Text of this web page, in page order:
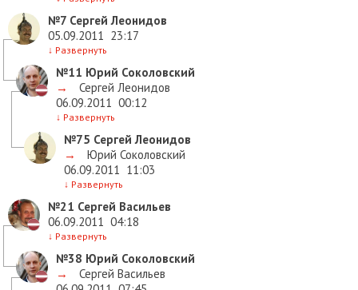
№7 Сергей Леонидов
05.09.2011 23:17
↓ Развернуть
№11 Юрий Соколовский
→
Сергей Леонидов
06.09.2011 00:12
↓ Развернуть
№75 Сергей Леонидов
→
Юрий Соколовский
06.09.2011 11:03
↓ Развернуть
№21 Сергей Васильев
06.09.2011 04:18
↓ Развернуть
№38 Юрий Соколовский
→
Сергей Васильев